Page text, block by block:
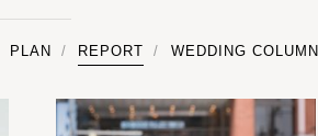
PLAN REPORT WEDDING COLUMN